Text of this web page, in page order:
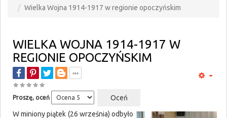
Wielka Wojna 1914-1917 w regionie opoczyńskim
WIELKA WOJNA 1914-1917 W
REGIONIE OPOCZYŃSKIM
Proszę, oceń
W miniony piątek (26 września) odbyło